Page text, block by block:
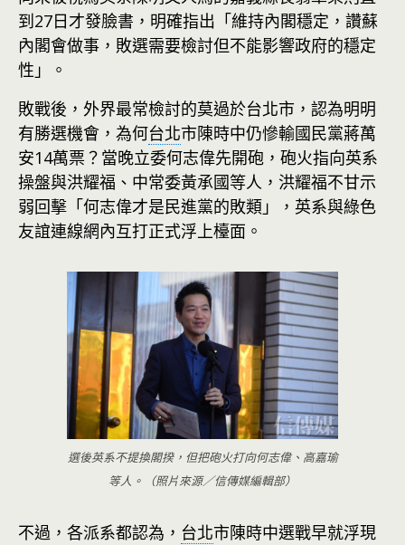
到27日才發臉書，明確指出「維持內閣穩定，讚蘇
內閣會做事，敗選需要檢討但不能影響政府的穩定
性」。
敗戰後，外界最常檢討的莫過於台北市，認為明明
有勝選機會，為何台北市陳時中仍慘輸國民黨蔣萬
安14萬票？當晚立委何志偉先開砲，砲火指向英系
操盤與洪耀福、中常委黃承國等人，洪耀福不甘示
弱回擊「何志偉才是民進黨的敗類」，英系與綠色
友誼連線網內互打正式浮上檯面。
選後英系不提換閣揆，但把砲火打向何志偉、高嘉瑜
等人。（照片來源／信傳媒編輯部）
不過，各派系都認為， 台北市陳時中選戰早就浮現